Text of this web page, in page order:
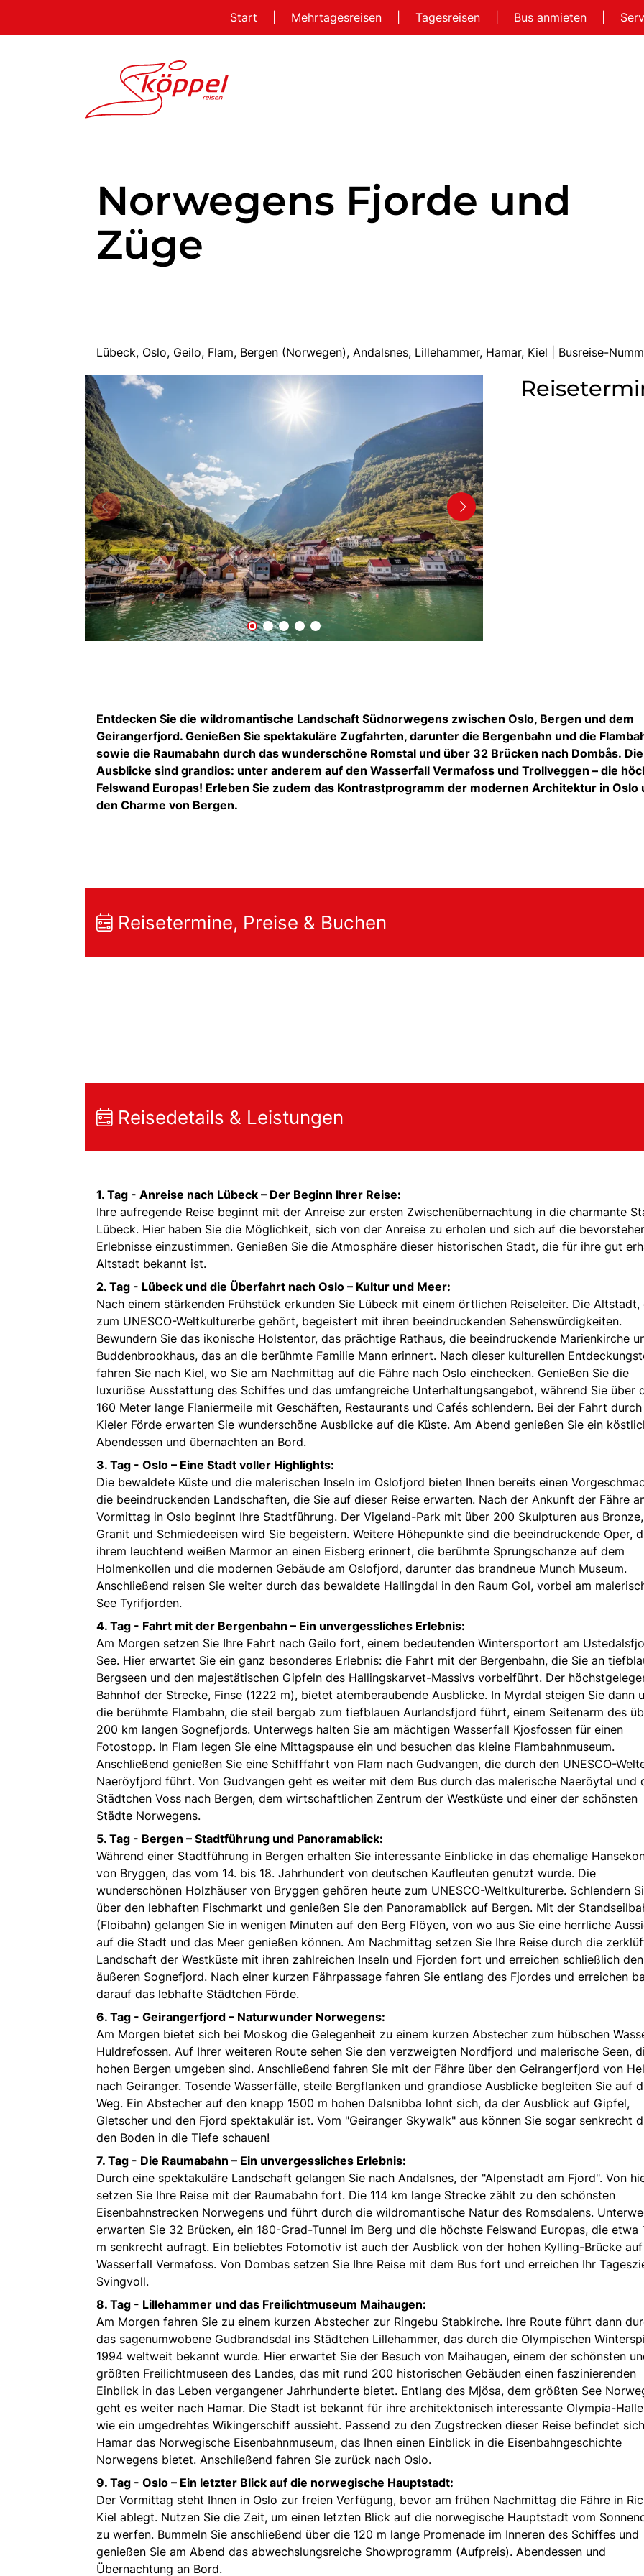
Start Mehrtagesreisen Tagesreisen Bus anmieten
Norwegens Fjorde und
Züge
Lübeck, Oslo, Geilo, Flam, Bergen (Norwegen), Andalsnes, Lillehammer, Hamar, Kiel | Busreise-
Entdecken Sie die wildromantische Landschaft Südnorwegens zwischen Oslo, Bergen und dem
Geirangerfjord. Genießen Sie spektakuläre Zugfahrten, darunter die Bergenbahn und die
sowie die Raumabahn durch das wunderschöne Romstal und über 32 Brücken nach Dombås. Die
Ausblicke sind grandios: unter anderem auf den Wasserfall Vermafoss und Trollveggen – die
Felswand Europas! Erleben Sie zudem das Kontrastprogramm der modernen Architektur in Oslo
den Charme von Bergen.
Reisetermine, Preise & Buchen
Reisedetails & Leistungen
1. Tag - Anreise nach Lübeck – Der Beginn Ihrer Reise:
Ihre aufregende Reise beginnt mit der Anreise zur ersten Zwischenübernachtung in die charmante
Lübeck. Hier haben Sie die Möglichkeit, sich von der Anreise zu erholen und sich auf die
Erlebnisse einzustimmen. Genießen Sie die Atmosphäre dieser historischen Stadt, die für ihre gut
Altstadt bekannt ist.
2. Tag - Lübeck und die Überfahrt nach Oslo – Kultur und Meer:
Nach einem stärkenden Frühstück erkunden Sie Lübeck mit einem örtlichen Reiseleiter. Die Altstadt,
zum UNESCO-Weltkulturerbe gehört, begeistert mit ihren beeindruckenden Sehenswürdigkeiten.
Bewundern Sie das ikonische Holstentor, das prächtige Rathaus, die beeindruckende Marienkirche
Buddenbrookhaus, das an die berühmte Familie Mann erinnert. Nach dieser kulturellen
fahren Sie nach Kiel, wo Sie am Nachmittag auf die Fähre nach Oslo einchecken. Genießen Sie die
luxuriöse Ausstattung des Schiffes und das umfangreiche Unterhaltungsangebot, während Sie über
160 Meter lange Flaniermeile mit Geschäften, Restaurants und Cafés schlendern. Bei der Fahrt
Kieler Förde erwarten Sie wunderschöne Ausblicke auf die Küste. Am Abend genießen Sie ein
Abendessen und übernachten an Bord.
3. Tag - Oslo – Eine Stadt voller Highlights:
Die bewaldete Küste und die malerischen Inseln im Oslofjord bieten Ihnen bereits einen
die beeindruckenden Landschaften, die Sie auf dieser Reise erwarten. Nach der Ankunft der Fähre
Vormittag in Oslo beginnt Ihre Stadtführung. Der Vigeland-Park mit über 200 Skulpturen aus Bronze,
Granit und Schmiedeeisen wird Sie begeistern. Weitere Höhepunkte sind die beeindruckende Oper,
ihrem leuchtend weißen Marmor an einen Eisberg erinnert, die berühmte Sprungschanze auf dem
Holmenkollen und die modernen Gebäude am Oslofjord, darunter das brandneue Munch Museum.
Anschließend reisen Sie weiter durch das bewaldete Hallingdal in den Raum Gol, vorbei am
See Tyrifjorden.
4. Tag - Fahrt mit der Bergenbahn – Ein unvergessliches Erlebnis:
Am Morgen setzen Sie Ihre Fahrt nach Geilo fort, einem bedeutenden Wintersportort am
See. Hier erwartet Sie ein ganz besonderes Erlebnis: die Fahrt mit der Bergenbahn, die Sie an
Bergseen und den majestätischen Gipfeln des Hallingskarvet-Massivs vorbeiführt. Der
Bahnhof der Strecke, Finse (1222 m), bietet atemberaubende Ausblicke. In Myrdal steigen Sie dann
die berühmte Flambahn, die steil bergab zum tiefblauen Aurlandsfjord führt, einem Seitenarm des
200 km langen Sognefjords. Unterwegs halten Sie am mächtigen Wasserfall Kjosfossen für einen
Fotostopp. In Flam legen Sie eine Mittagspause ein und besuchen das kleine Flambahnmuseum.
Anschließend genießen Sie eine Schifffahrt von Flam nach Gudvangen, die durch den UNESCO-
Naeröyfjord führt. Von Gudvangen geht es weiter mit dem Bus durch das malerische Naeröytal und
Städtchen Voss nach Bergen, dem wirtschaftlichen Zentrum der Westküste und einer der schönsten
Städte Norwegens.
5. Tag - Bergen – Stadtführung und Panoramablick:
Während einer Stadtführung in Bergen erhalten Sie interessante Einblicke in das ehemalige
von Bryggen, das vom 14. bis 18. Jahrhundert von deutschen Kaufleuten genutzt wurde. Die
wunderschönen Holzhäuser von Bryggen gehören heute zum UNESCO-Weltkulturerbe. Schlendern
über den lebhaften Fischmarkt und genießen Sie den Panoramablick auf Bergen. Mit der
(Floibahn) gelangen Sie in wenigen Minuten auf den Berg Flöyen, von wo aus Sie eine herrliche
auf die Stadt und das Meer genießen können. Am Nachmittag setzen Sie Ihre Reise durch die
Landschaft der Westküste mit ihren zahlreichen Inseln und Fjorden fort und erreichen schließlich den
äußeren Sognefjord. Nach einer kurzen Fährpassage fahren Sie entlang des Fjordes und erreichen
darauf das lebhafte Städtchen Förde.
6. Tag - Geirangerfjord – Naturwunder Norwegens:
Am Morgen bietet sich bei Moskog die Gelegenheit zu einem kurzen Abstecher zum hübschen
Huldrefossen. Auf Ihrer weiteren Route sehen Sie den verzweigten Nordfjord und malerische Seen,
hohen Bergen umgeben sind. Anschließend fahren Sie mit der Fähre über den Geirangerfjord von
nach Geiranger. Tosende Wasserfälle, steile Bergflanken und grandiose Ausblicke begleiten Sie auf
Weg. Ein Abstecher auf den knapp 1500 m hohen Dalsnibba lohnt sich, da der Ausblick auf Gipfel,
Gletscher und den Fjord spektakulär ist. Vom "Geiranger Skywalk" aus können Sie sogar senkrecht
den Boden in die Tiefe schauen!
7. Tag - Die Raumabahn – Ein unvergessliches Erlebnis:
Durch eine spektakuläre Landschaft gelangen Sie nach Andalsnes, der "Alpenstadt am Fjord". Von
setzen Sie Ihre Reise mit der Raumabahn fort. Die 114 km lange Strecke zählt zu den schönsten
Eisenbahnstrecken Norwegens und führt durch die wildromantische Natur des Romsdalens.
erwarten Sie 32 Brücken, ein 180-Grad-Tunnel im Berg und die höchste Felswand Europas, die etwa
m senkrecht aufragt. Ein beliebtes Fotomotiv ist auch der Ausblick von der hohen Kylling-Brücke
Wasserfall Vermafoss. Von Dombas setzen Sie Ihre Reise mit dem Bus fort und erreichen Ihr
Svingvoll.
8. Tag - Lillehammer und das Freilichtmuseum Maihaugen:
Am Morgen fahren Sie zu einem kurzen Abstecher zur Ringebu Stabkirche. Ihre Route führt dann
das sagenumwobene Gudbrandsdal ins Städtchen Lillehammer, das durch die Olympischen
1994 weltweit bekannt wurde. Hier erwartet Sie der Besuch von Maihaugen, einem der schönsten
größten Freilichtmuseen des Landes, das mit rund 200 historischen Gebäuden einen faszinierenden
Einblick in das Leben vergangener Jahrhunderte bietet. Entlang des Mjösa, dem größten See
geht es weiter nach Hamar. Die Stadt ist bekannt für ihre architektonisch interessante Olympia-
wie ein umgedrehtes Wikingerschiff aussieht. Passend zu den Zugstrecken dieser Reise befindet
Hamar das Norwegische Eisenbahnmuseum, das Ihnen einen Einblick in die Eisenbahngeschichte
Norwegens bietet. Anschließend fahren Sie zurück nach Oslo.
9. Tag - Oslo – Ein letzter Blick auf die norwegische Hauptstadt:
Der Vormittag steht Ihnen in Oslo zur freien Verfügung, bevor am frühen Nachmittag die Fähre in
Kiel ablegt. Nutzen Sie die Zeit, um einen letzten Blick auf die norwegische Hauptstadt vom
zu werfen. Bummeln Sie anschließend über die 120 m lange Promenade im Inneren des Schiffes und
genießen Sie am Abend das abwechslungsreiche Showprogramm (Aufpreis). Abendessen und
Übernachtung an Bord.